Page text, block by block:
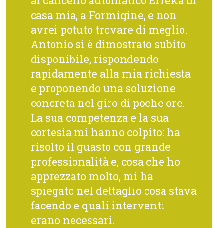
casa mia, a Formigine, e non
avrei potuto trovare di meglio.
Antonio si è dimostrato subito
disponibile, rispondendo
rapidamente alla mia richiesta
e proponendo una soluzione
concreta nel giro di poche ore.
La sua competenza e la sua
cortesia mi hanno colpito: ha
risolto il guasto con grande
professionalità e, cosa che ho
apprezzato molto, mi ha
spiegato nel dettaglio cosa stava
facendo e quali interventi
erano necessari.